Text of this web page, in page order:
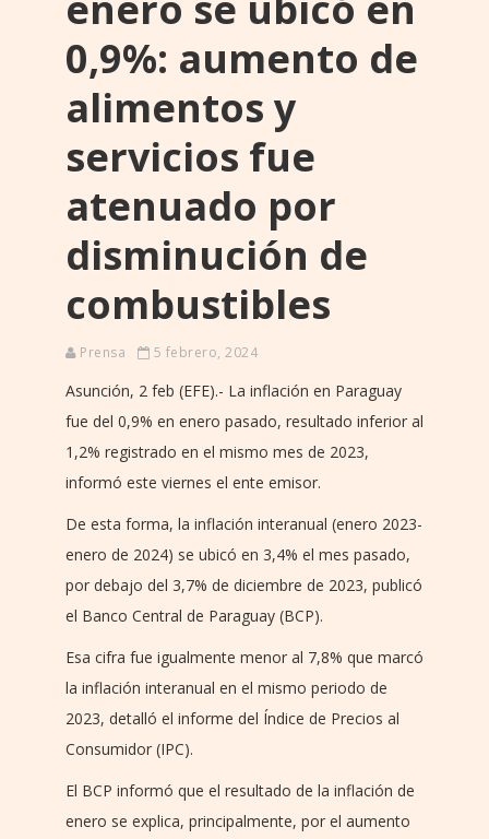
0,9%: aumento de
alimentos y
servicios fue
atenuado por
disminución de
combustibles
Prensa 5 febrero, 2024
Asunción, 2 feb (EFE).- La inflación en Paraguay
fue del 0,9% en enero pasado, resultado inferior al
1,2% registrado en el mismo mes de 2023,
informó este viernes el ente emisor.
De esta forma, la inflación interanual (enero 2023-
enero de 2024) se ubicó en 3,4% el mes pasado,
por debajo del 3,7% de diciembre de 2023, publicó
el Banco Central de Paraguay (BCP).
Esa cifra fue igualmente menor al 7,8% que marcó
la inflación interanual en el mismo periodo de
2023, detalló el informe del Índice de Precios al
Consumidor (IPC).
El BCP informó que el resultado de la inflación de
enero se explica, principalmente, por el aumento